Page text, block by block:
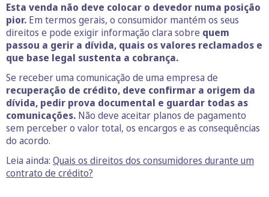
Esta venda não deve colocar o devedor numa posição
pior. Em termos gerais, o consumidor mantém os seus
direitos e pode exigir informação clara sobre quem
passou a gerir a dívida, quais os valores reclamados e
que base legal sustenta a cobrança.
Se receber uma comunicação de uma empresa de
recuperação de crédito, deve confirmar a origem da
dívida, pedir prova documental e guardar todas as
comunicações. Não deve aceitar planos de pagamento
sem perceber o valor total, os encargos e as consequências
do acordo.
Leia ainda: Quais os direitos dos consumidores durante um
contrato de crédito?